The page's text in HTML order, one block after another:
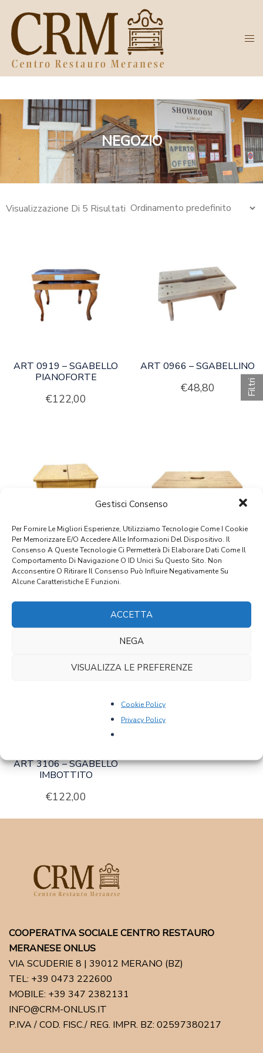
Gestisci Consenso
Per Fornire Le Migliori Esperienze, Utilizziamo Tecnologie Come I Cookie
Per Memorizzare E/o Accedere Alle Informazioni Del Dispositivo. Il
Consenso A Queste Tecnologie Ci Permetterà Di Elaborare Dati Come Il
Comportamento Di Navigazione O ID Unici Su Questo Sito. Non
Acconsentire O Ritirare Il Consenso Può Influire Negativamente Su
Alcune Caratteristiche E Funzioni.
ACCETTA
NEGA
VISUALIZZA LE PREFERENZE
Cookie Policy
Privacy Policy
NEGOZIO
Filtri
Visualizzazione Di 5 Risultati
ART 0919 – SGABELLO
PIANOFORTE
€122,00
ART 0966 – SGABELLINO
€48,80
ART 3082 – SGABELLO ART 3085 – SGABELLINO
ART 3106 – SGABELLO
IMBOTTITO
€122,00
COOPERATIVA SOCIALE CENTRO RESTAURO
MERANESE ONLUS
VIA SCUDERIE 8 | 39012 MERANO (BZ)
TEL: +39 0473 222600
MOBILE: +39 347 2382131
INFO@CRM-ONLUS.IT
P.IVA / COD. FISC./ REG. IMPR. BZ: 02597380217